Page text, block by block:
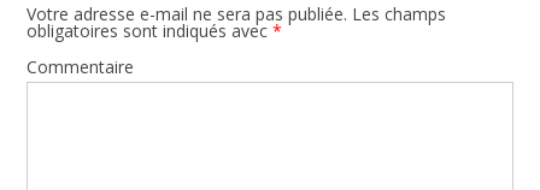
Votre adresse e-mail ne sera pas publiée. Les champs
obligatoires sont indiqués avec*
Commentaire